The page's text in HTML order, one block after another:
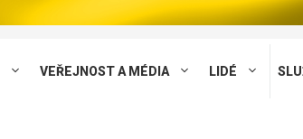
VEŘEJNOST A MÉDIA LIDÉ